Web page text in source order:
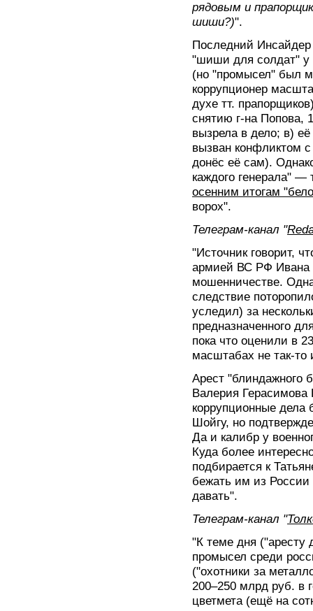
рядовым и
шиши?)".
Последний
"шиши для солдат" у
(но "промысел" был
коррупционер
духе тт.
снятию г-на Попова,
вызрела в дело; в)
вызван конфликтом
донёс её сам).
каждого генерала" —
осенним итогам
ворох".
Телеграм-канал "
"Источник говорит,
армией ВС РФ Ивана
мошенничестве.
следствие
уследил) за
предназначенного
пока что оценили в
масштабах не так-то
Арест "блиндажного
Валерия Герасимова
коррупционные
Шойгу, но
Да и калибр у
Куда более
подбирается к
бежать им из России
давать".
Телеграм-канал "
"К теме дня ("аресту
промысел среди
("охотники за
200–250 млрд руб. в
цветмета (ещё на